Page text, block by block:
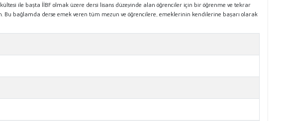
ile başta İİBF olmak üzere dersi lisans düzeyinde alan öğrenciler için bir öğrenme ve tekrar
Bu bağlamda derse emek veren tüm mezun ve öğrencilere, emeklerinin kendilerine başarı olarak